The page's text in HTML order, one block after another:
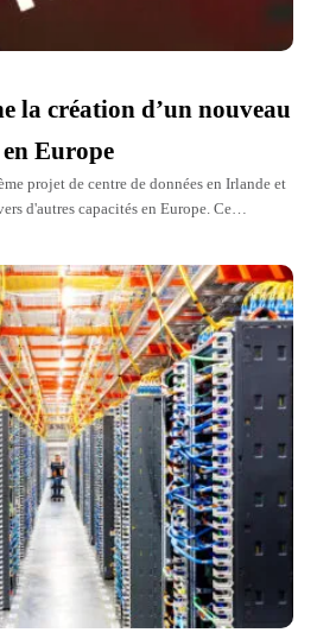
la création d’un nouveau
Europe
projet de centre de données en Irlande et
d'autres capacités en Europe. Ce
comme utile pour répondre